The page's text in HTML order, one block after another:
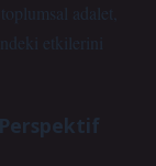
adalet,
etkilerini